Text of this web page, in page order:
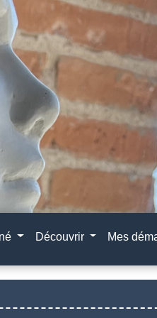
Découvrir Mes